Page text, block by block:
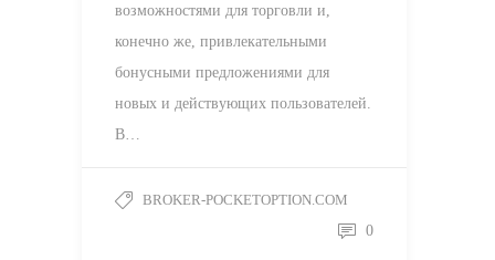
возможностями для торговли и,
конечно же, привлекательными
бонусными предложениями для
новых и действующих пользователей.
В…
BROKER-POCKETOPTION.COM
0